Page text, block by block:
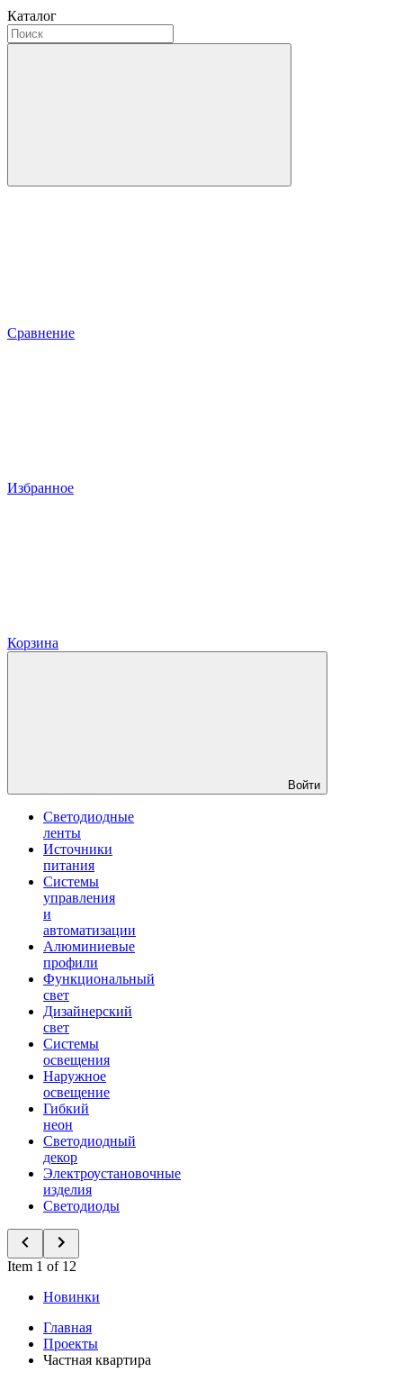
Каталог
Сравнение
Избранное
Корзина
Войти
Светодиодные
ленты
Источники
питания
Системы
управления
и
автоматизации
Алюминиевые
профили
Функциональный
свет
Дизайнерский
свет
Системы
освещения
Наружное
освещение
Гибкий
неон
Светодиодный
декор
Электроустановочные
изделия
Светодиоды
Item 1 of 12
Новинки
Главная
Проекты
Частная квартира